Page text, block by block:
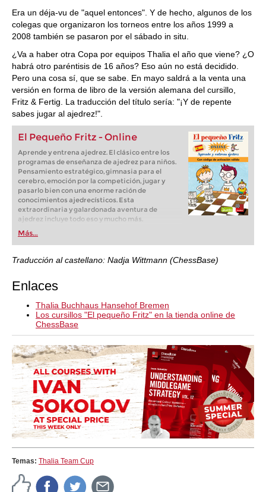
Era un déja-vu de "aquel entonces". Y de hecho, algunos de los
colegas que organizaron los torneos entre los años 1999 a
2008 también se pasaron por el sábado in situ.
¿Va a haber otra Copa por equipos Thalia el año que viene? ¿O
habrá otro paréntisis de 16 años? Eso aún no está decidido.
Pero una cosa sí, que se sabe. En mayo saldrá a la venta una
versión en forma de libro de la versión alemana del cursillo,
Fritz & Fertig. La traducción del título sería: "¡Y de repente
sabes jugar al ajedrez!".
El Pequeño Fritz - Online
Aprende y entrena ajedrez. El clásico entre los
programas de enseñanza de ajedrez para niños.
Pensamiento estratégico, gimnasia para el
cerebro, emoción por la competición, jugar y
pasarlo bien con una enorme ración de
conocimientos ajedrecísticos. Esta
extraordinaria y galardonada aventura de
ajedrez incluye todo eso y mucho más.
Más...
Traducción al castellano: Nadja Wittmann (ChessBase)
Enlaces
Thalia Buchhaus Hansehof Bremen
Los cursillos "El pequeño Fritz" en la tienda online de
ChessBase
Temas: Thalia Team Cup